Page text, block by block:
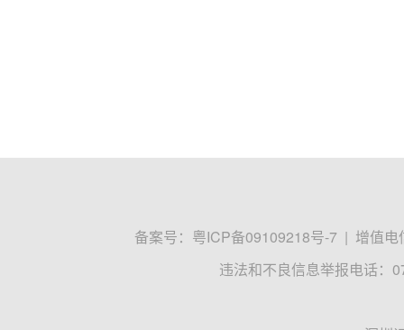
备案号： 粤ICP备09109218号-7 | 增值电
违法和不良信息举报电话：